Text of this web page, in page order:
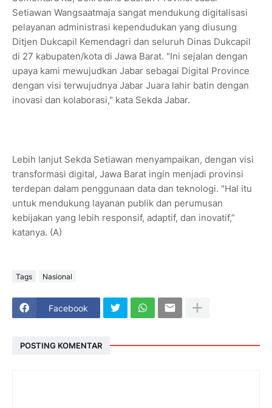
Setiawan Wangsaatmaja sangat mendukung digitalisasi
pelayanan administrasi kependudukan yang diusung
Ditjen Dukcapil Kemendagri dan seluruh Dinas Dukcapil
di 27 kabupaten/kota di Jawa Barat. "Ini sejalan dengan
upaya kami mewujudkan Jabar sebagai Digital Province
dengan visi terwujudnya Jabar Juara lahir batin dengan
inovasi dan kolaborasi," kata Sekda Jabar.
Lebih lanjut Sekda Setiawan menyampaikan, dengan visi
transformasi digital, Jawa Barat ingin menjadi provinsi
terdepan dalam penggunaan data dan teknologi. "Hal itu
untuk mendukung layanan publik dan perumusan
kebijakan yang lebih responsif, adaptif, dan inovatif,”
katanya. (A)
Tags Nasional
Facebook
POSTING KOMENTAR